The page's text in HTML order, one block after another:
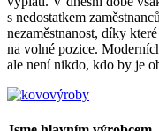
s nedostatkem
nezaměstnanost, díky
na volné pozice.
ale není nikdo, kdo by je